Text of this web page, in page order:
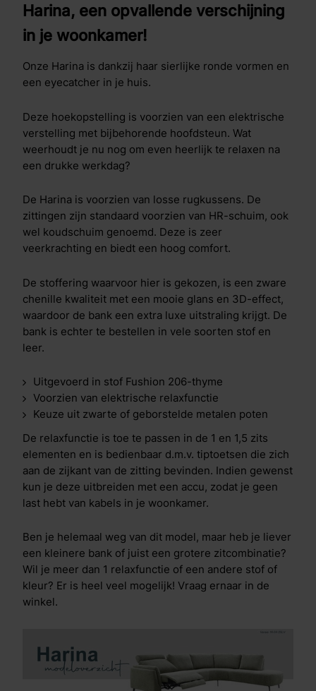
Harina, een opvallende verschijning
in je woonkamer!
Onze Harina is dankzij haar sierlijke ronde vormen en
een eyecatcher in je huis.
Deze hoekopstelling is voorzien van een elektrische
verstelling met bijbehorende hoofdsteun. Wat
weerhoudt je nu nog om even heerlijk te relaxen na
een drukke werkdag?
De Harina is voorzien van losse rugkussens. De
zittingen zijn standaard voorzien van HR-schuim, ook
wel koudschuim genoemd. Deze is zeer
veerkrachting en biedt een hoog comfort.
De stoffering waarvoor hier is gekozen, is een zware
chenille kwaliteit met een mooie glans en 3D-effect,
waardoor de bank een extra luxe uitstraling krijgt. De
bank is echter te bestellen in vele soorten stof en
leer.
Uitgevoerd in stof Fushion 206-thyme
Voorzien van elektrische relaxfunctie
Keuze uit zwarte of geborstelde metalen poten
De relaxfunctie is toe te passen in de 1 en 1,5 zits
elementen en is bedienbaar d.m.v. tiptoetsen die zich
aan de zijkant van de zitting bevinden. Indien gewenst
kun je deze uitbreiden met een accu, zodat je geen
last hebt van kabels in je woonkamer.
Ben je helemaal weg van dit model, maar heb je liever
een kleinere bank of juist een grotere zitcombinatie?
Wil je meer dan 1 relaxfunctie of een andere stof of
kleur? Er is heel veel mogelijk! Vraag ernaar in de
winkel.